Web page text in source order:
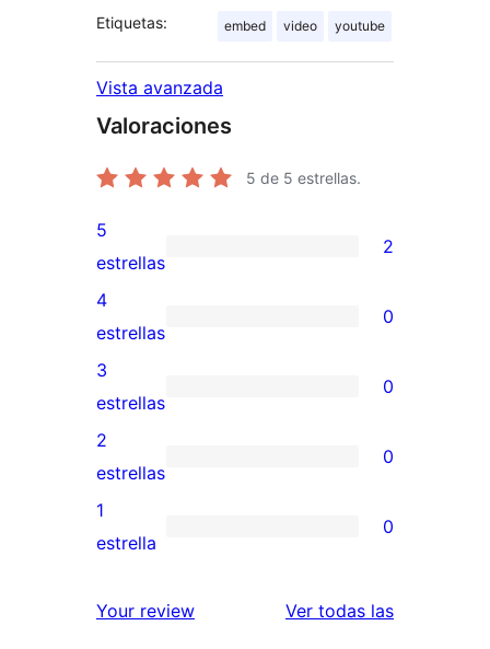
Etiquetas: embed video youtube
Vista avanzada
Valoraciones
5 de 5 estrellas.
2
valoraciones
de
5
estrellas
5
estrellas
2
0
valoraciones
de
4
estrellas
4
estrellas
0
0
valoraciones
de
3
estrellas
3
estrellas
0
0
valoraciones
de
estrellas
2
estrellas
0
0
de
1
estrella
0
Your review Ver todas las